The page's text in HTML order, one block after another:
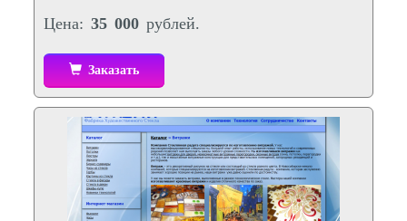
Цена: 35 000 рублей.
Заказать